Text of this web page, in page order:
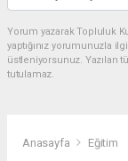
Yorum yazarak Topluluk
yaptığınız yorumunuzla
üstleniyorsunuz. Yazılan
tutulamaz.
Anasayfa Eğitim